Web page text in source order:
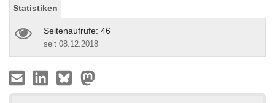
Statistiken
Seitenaufrufe: 46
seit 08.12.2018